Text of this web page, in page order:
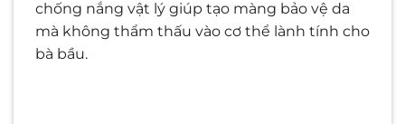
chống nắng vật lý giúp tạo màng bảo vệ da
mà không thẩm thấu vào cơ thể lành tính cho
bà bầu.